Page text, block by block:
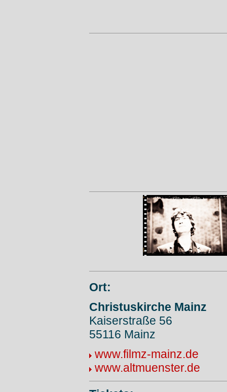
Ort:
Christuskirche Mainz
Kaiserstraße 56
55116 Mainz
www.filmz-mainz.de
www.altmuenster.de